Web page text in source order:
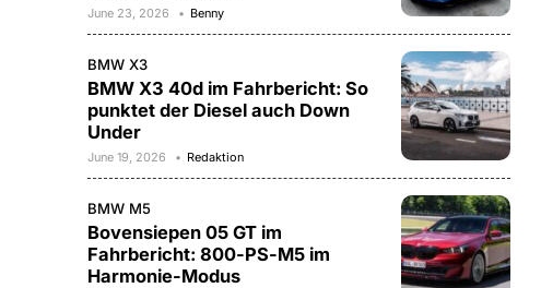
June 23, 2026 Benny
BMW X3
BMW X3 40d im Fahrbericht: So
punktet der Diesel auch Down
Under
June 19, 2026 Redaktion
BMW M5
Bovensiepen 05 GT im
Fahrbericht: 800-PS-M5 im
Harmonie-Modus